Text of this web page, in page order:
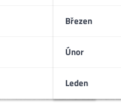
Březen
Únor
Leden